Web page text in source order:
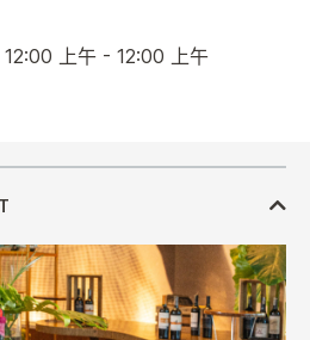
12:00 上午 - 12:00 上午